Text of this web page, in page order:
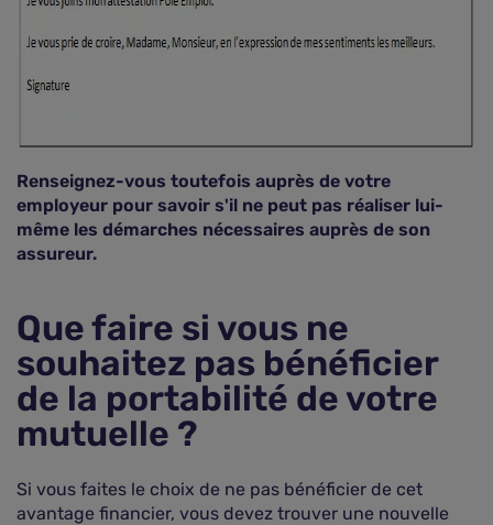
Renseignez-vous toutefois auprès de votre
employeur pour savoir s'il ne peut pas réaliser lui-
même les démarches nécessaires auprès de son
assureur.
Que faire si vous ne
souhaitez pas bénéficier
de la portabilité de votre
mutuelle ?
Si vous faites le choix de ne pas bénéficier de cet
avantage financier, vous devez trouver une nouvelle